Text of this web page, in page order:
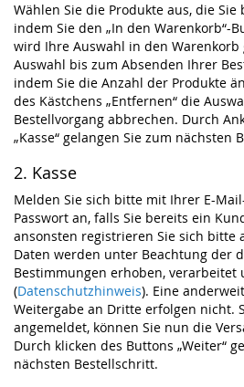
Wählen Sie die Produkte aus, die
indem Sie den „In den Warenkorb“-
wird Ihre Auswahl in den Warenkorb
Auswahl bis zum Absenden Ihrer
indem Sie die Anzahl der Produkte
des Kästchens „Entfernen“ die
Bestellvorgang abbrechen. Durch
„Kasse“ gelangen Sie zum nächsten
2. Kasse
Melden Sie sich bitte mit Ihrer E-
Passwort an, falls Sie bereits ein
ansonsten registrieren Sie sich bitte
Daten werden unter Beachtung der
Bestimmungen erhoben, verarbeitet
(Datenschutzhinweis). Eine
Weitergabe an Dritte erfolgen nicht.
angemeldet, können Sie nun die
Durch klicken des Buttons „Weiter“
nächsten Bestellschritt.